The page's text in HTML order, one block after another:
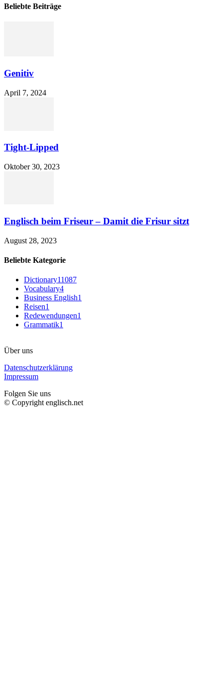
Beliebte Beiträge
Genitiv
April 7, 2024
Tight-Lipped
Oktober 30, 2023
Englisch beim Friseur – Damit die Frisur sitzt
August 28, 2023
Beliebte Kategorie
Dictionary11087
Vocabulary4
Business English1
Reisen1
Redewendungen1
Grammatik1
Über uns
Datenschutzerklärung
Impressum
Folgen Sie uns
© Copyright englisch.net